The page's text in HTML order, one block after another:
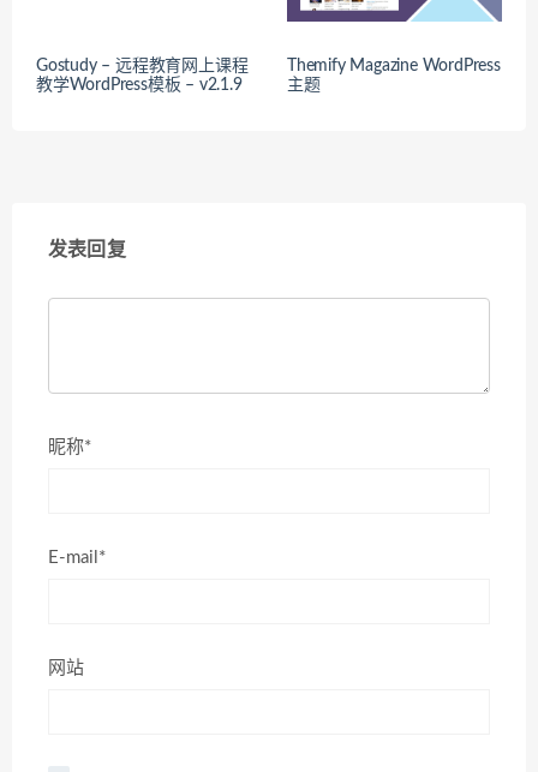
Gostudy – 远程教育网上课程
教学WordPress模板 – v2.1.9
Themify Magazine WordPress
主题
发表回复
昵称*
E-mail*
网站